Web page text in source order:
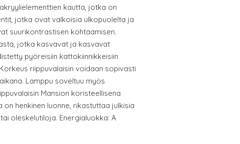
kautta, jotka on
jotka ovat valkoisia ulkopuolelta ja
suurikontrastisen kohtaamisen.
jotka kasvavat ja kasvavat
pyöreisiin kattokiinnikkeisiin
riippuvalaisin voidaan sopivasti
Lamppu soveltuu myös
Mansion koristeellisena
on henkinen luonne, rikastuttaa julkisia
oleskelutiloja. Energialuokka: A